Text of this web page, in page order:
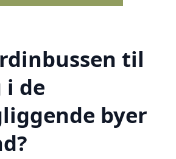
til
i de
byer